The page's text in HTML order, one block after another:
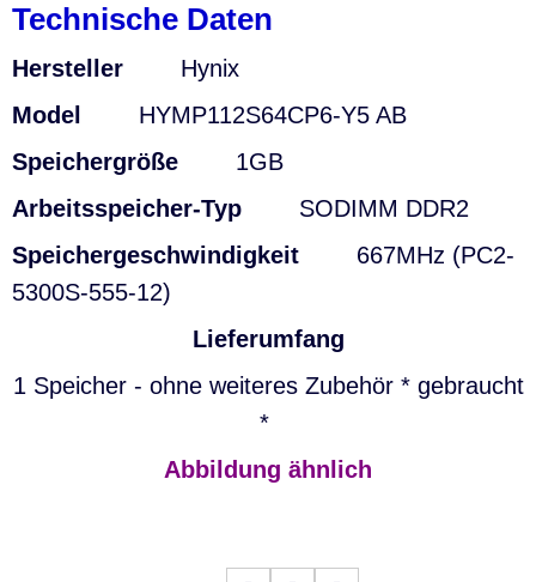
Technische Daten
Hersteller
Hynix
Model
HYMP112S64CP6-Y5 AB
Speichergröße 1GB
Arbeitsspeicher-Typ
SODIMM DDR2
Speichergeschwindigkeit
667MHz (PC2-
5300S-555-12)
Lieferumfang
1 Speicher - ohne weiteres Zubehör * gebraucht
*
Abbildung ähnlich